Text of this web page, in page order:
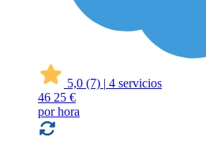
5,0 (7) | 4 servicios
46 25 €
por hora